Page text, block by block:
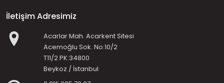
İletişim Adresimiz
Acarlar Mah. Acarkent Sitesi
Acemoğlu Sok. No:10/2
T11/2 PK:34800
Beykoz / İstanbul